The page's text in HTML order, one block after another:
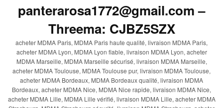
panterarosa1772@gmail.com –
Threema: CJBZ5SZX
acheter MDMA Paris, MDMA Paris haute qualité, livraison MDMA Paris,
acheter MDMA Lyon, MDMA Lyon fiable, livraison MDMA Lyon, acheter
MDMA Marseille, MDMA Marseille sécurisé, livraison MDMA Marseille,
acheter MDMA Toulouse, MDMA Toulouse pur, livraison MDMA Toulouse,
acheter MDMA Bordeaux, MDMA Bordeaux qualité, livraison MDMA
Bordeaux, acheter MDMA Nice, MDMA Nice rapide, livraison MDMA Nice,
acheter MDMA Lille, MDMA Lille vérifié, livraison MDMA Lille, acheter MDMA